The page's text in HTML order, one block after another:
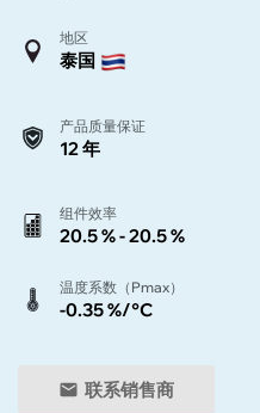
地区
泰国
产品质量保证
12 年
组件效率
20.5 % - 20.5 %
温度系数（Pmax）
-0.35 %/°C
联系销售商